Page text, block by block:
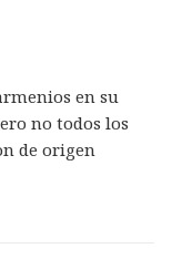
en su
no todos los
de origen